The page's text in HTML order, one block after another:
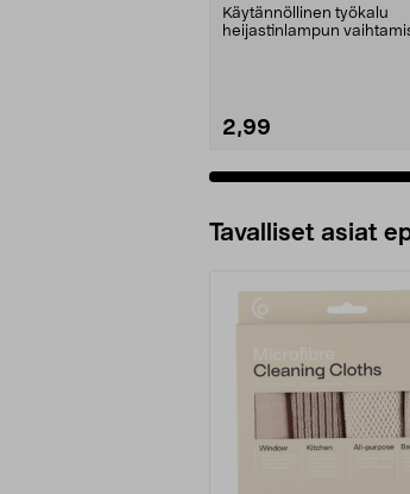
Käytännöllinen työkalu
heijastinlampun
2,99
Tavalliset asiat